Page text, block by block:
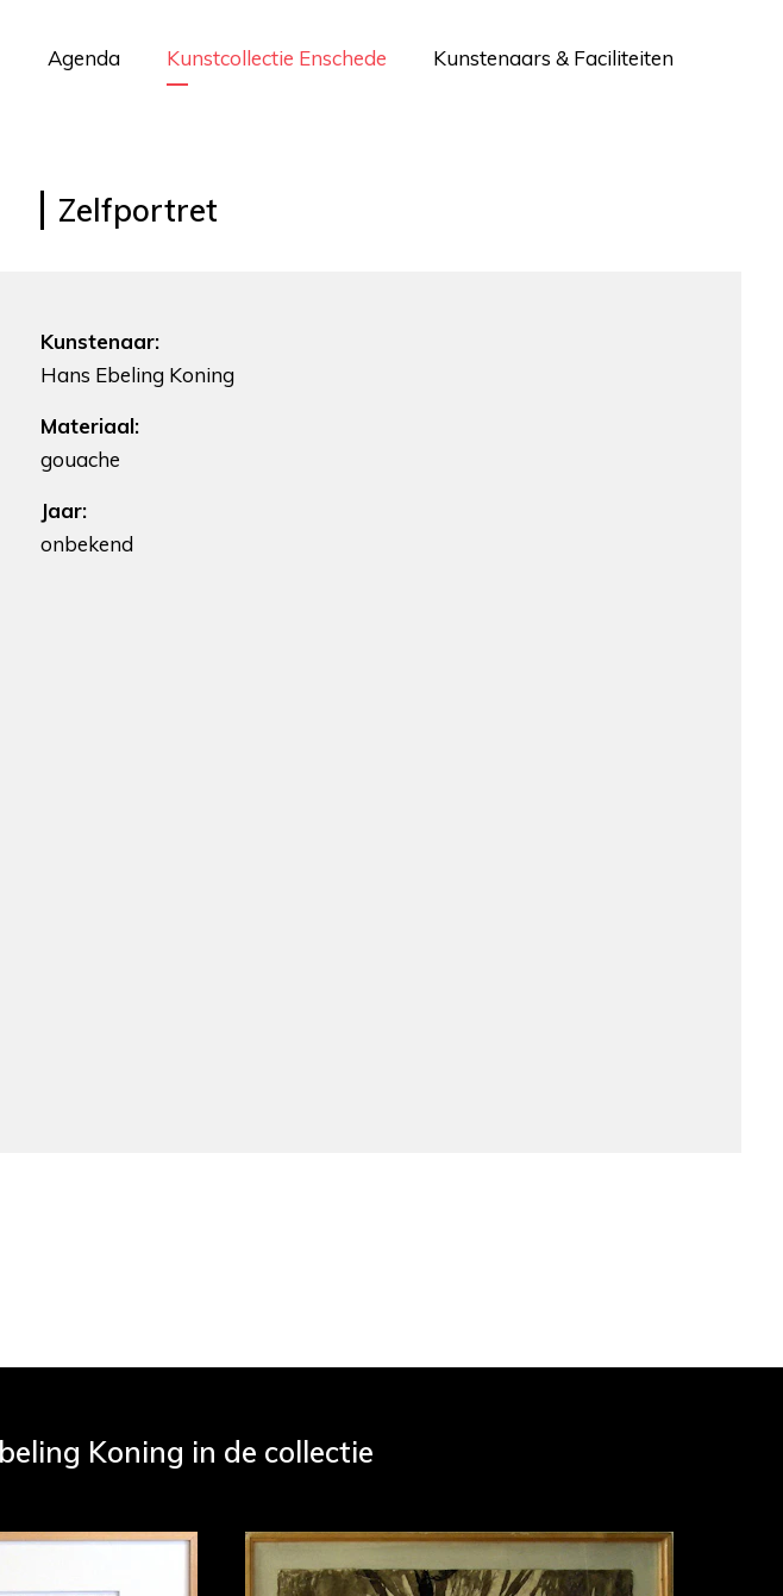
Agenda Kunstcollectie Enschede Kunstenaars & Faciliteiten
Zelfportret
Kunstenaar:
Hans Ebeling Koning
Materiaal:
gouache
Jaar:
onbekend
Koning in de collectie